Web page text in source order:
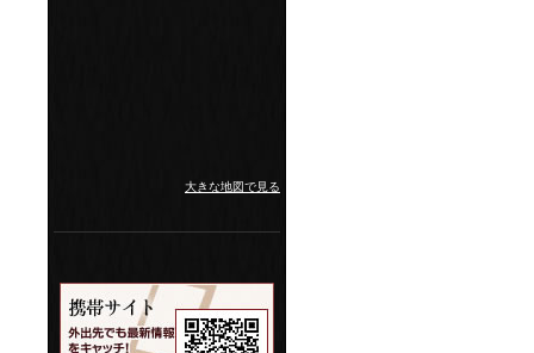
大きな地図で見る